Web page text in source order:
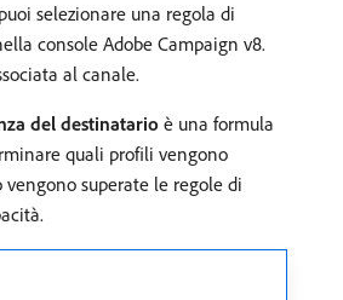
selezionare una regola di
console Adobe Campaign v8.
al canale.
del destinatario è una formula
quali profili vengono
superate le regole di